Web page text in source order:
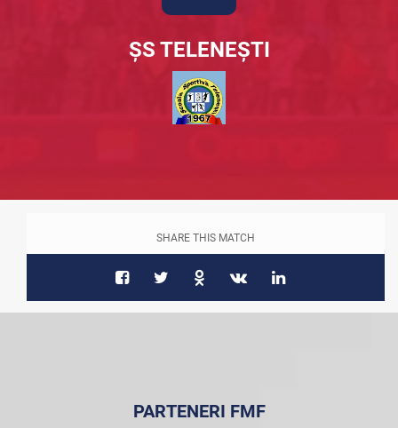
ȘS TELENEȘTI
SHARE THIS MATCH
PARTENERI FMF